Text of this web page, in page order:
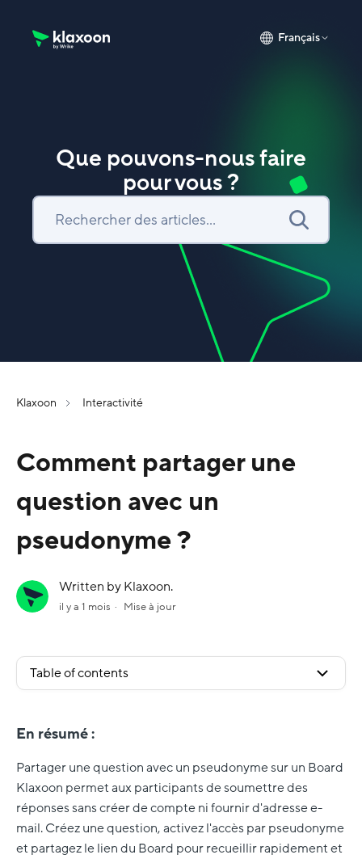
Français
Que pouvons-nous faire
pour vous ?
Klaxoon Interactivité
Comment partager une
question avec un
pseudonyme ?
Written by Klaxoon.
il y a 1 mois Mise à jour
Table of contents
En résumé :
Partager une question avec un pseudonyme sur un Board
Klaxoon permet aux participants de soumettre des
réponses sans créer de compte ni fournir d'adresse e-
mail. Créez une question, activez l'accès par pseudonyme
et partagez le lien du Board pour recueillir rapidement et